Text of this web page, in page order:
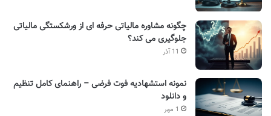
چگونه مشاوره مالیاتی حرفه ای از ورشکستگی مالیاتی
جلوگیری می کند؟
11 آذر
نمونه استشهادیه فوت فرضی – راهنمای کامل تنظیم
و دانلود
1 مهر